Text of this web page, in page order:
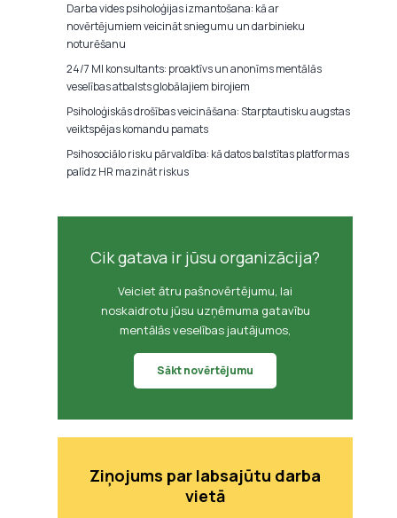
Darba vides psiholoģijas izmantošana: kā ar
novērtējumiem veicināt sniegumu un darbinieku
noturēšanu
24/7 MI konsultants: proaktīvs un anonīms mentālās
veselības atbalsts globālajiem birojiem
Psiholoģiskās drošības veicināšana: Starptautisku augstas
veiktspējas komandu pamats
Psihosociālo risku pārvaldība: kā datos balstītas platformas
palīdz HR mazināt riskus
Cik gatava ir jūsu organizācija?
Veiciet ātru pašnovērtējumu, lai
noskaidrotu jūsu uzņēmuma gatavību
mentālās veselības jautājumos,
Sākt novērtējumu
Ziņojums par labsajūtu darba
vietā